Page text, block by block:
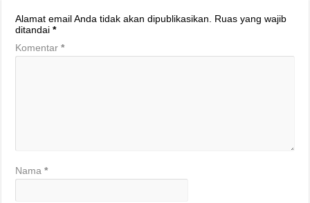
Alamat email Anda tidak akan dipublikasikan. Ruas yang wajib
ditandai*
Komentar*
Nama*